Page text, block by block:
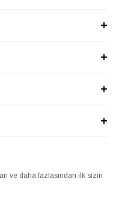
ve daha fazlasından ilk sizin